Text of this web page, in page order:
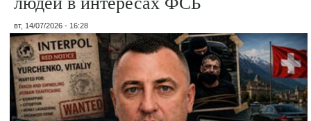
вт, 14/07/2026 - 16:28